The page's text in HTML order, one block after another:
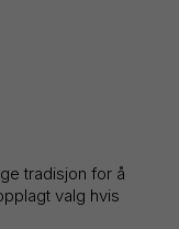
tradisjon for å
valg hvis